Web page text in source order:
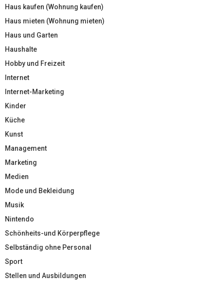
Haus kaufen (Wohnung kaufen)
Haus mieten (Wohnung mieten)
Haus und Garten
Haushalte
Hobby und Freizeit
Internet
Internet-Marketing
Kinder
Küche
Kunst
Management
Marketing
Medien
Mode und Bekleidung
Musik
Nintendo
Schönheits-und Körperpflege
Selbständig ohne Personal
Sport
Stellen und Ausbildungen